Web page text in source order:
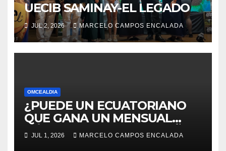
UECIB SAMINAY-EL LEGADO
JUL 2, 2026 MARCELO CAMPOS ENCALADA
OMCEALDIA
¿PUEDE UN ECUATORIANO
QUE GANA UN MENSUAL
BÁSICO, CUMPLIR EL SUEÑO
DE IR AL MUNDIAL?
JUL 1, 2026 MARCELO CAMPOS ENCALADA